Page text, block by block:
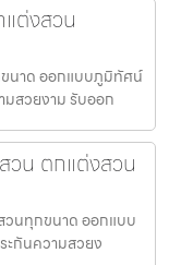
ต่งสวน
นาด ออกแบบภูมิทัศน์
มสวยงาม รับออก
น ตกแต่งสวน
นทุกขนาด ออกแบบ
ะกันความสวยง